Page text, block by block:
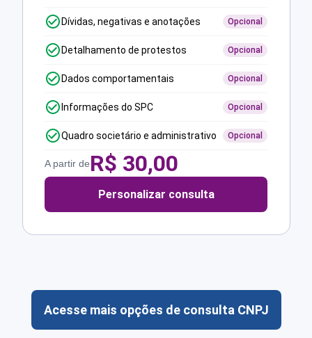
Dívidas, negativas e anotações Opcional
Detalhamento de protestos Opcional
Dados comportamentais Opcional
Informações do SPC Opcional
Quadro societário e administrativo Opcional
A partir deR$ 30,00
Personalizar consulta
Acesse mais opções de consulta CNPJ